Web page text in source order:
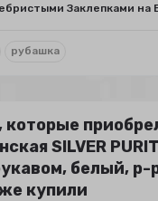
Заклепками на
рубашка
которые
SILVER
белый, р-
купили